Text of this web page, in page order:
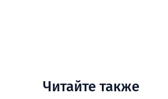
Читайте также